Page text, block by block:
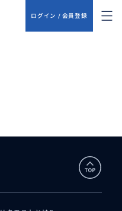
ログイン / 会員登録